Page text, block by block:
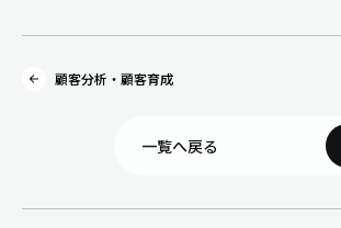
顧客分析・顧客育成
一覧へ戻る